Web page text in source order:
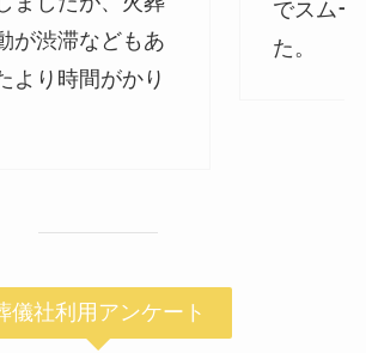
が渋滞などもあ
より時間がかり
でスムー
た。
儀社利用アンケート